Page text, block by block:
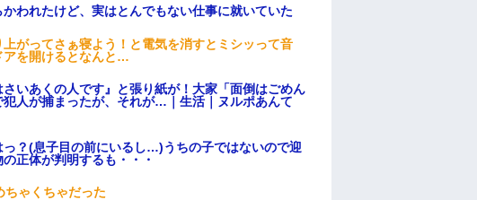
われたけど、実はとんでもない仕事に就いていた
がってさぁ寝よう！と電気を消すとミシッって音
を開けるとなんと…
いあくの人です』と張り紙が！大家「面倒はごめん
人が捕まったが、それが…｜生活｜ヌルポあんて
？(息子目の前にいるし…)うちの子ではないので迎
正体が判明するも・・・
ちゃくちゃだった